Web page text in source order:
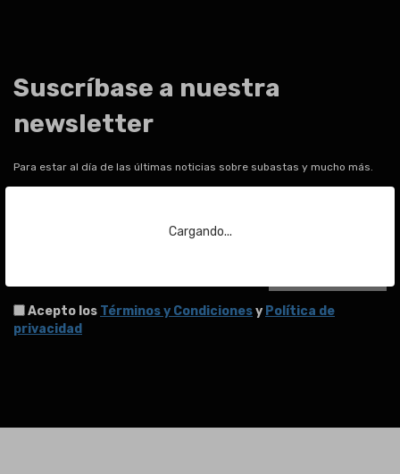
Cargando...
Suscríbase a nuestra
newsletter
Para estar al día de las últimas noticias sobre subastas y mucho más.
Acepto los Términos y Condicionesy Política de
privacidad